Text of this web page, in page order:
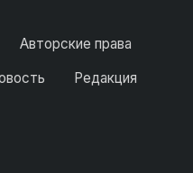
Авторские права
Редакция